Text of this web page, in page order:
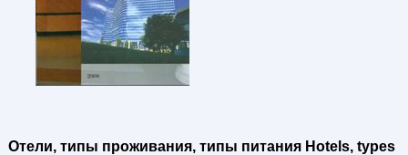
Отели, типы проживания, типы питания Hotels, types